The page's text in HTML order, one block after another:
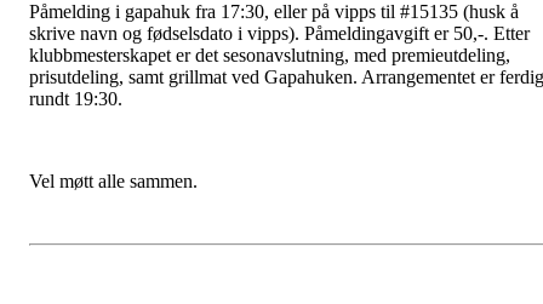
Påmelding i gapahuk fra 17:30, eller på vipps til #15135 (husk å
skrive navn og fødselsdato i vipps). Påmeldingavgift er 50,-. Etter
klubbmesterskapet er det sesonavslutning, med premieutdeling,
prisutdeling, samt grillmat ved Gapahuken. Arrangementet er ferdig
rundt 19:30.
Vel møtt alle sammen.